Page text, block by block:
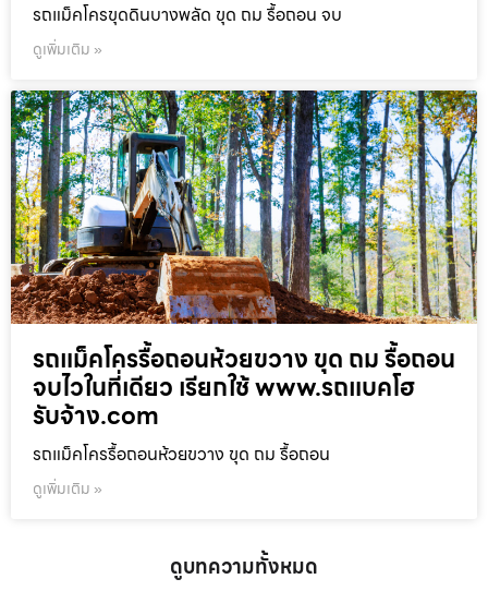
รถแม็คโครขุดดินบางพลัด ขุด ถม รื้อถอน จบ
ดูเพิ่มเติม »
รถแม็คโครรื้อถอนห้วยขวาง ขุด ถม รื้อถอน
จบไวในที่เดียว เรียกใช้ www.รถแบคโฮ
รับจ้าง.com
รถแม็คโครรื้อถอนห้วยขวาง ขุด ถม รื้อถอน
ดูเพิ่มเติม »
ดูบทความทั้งหมด